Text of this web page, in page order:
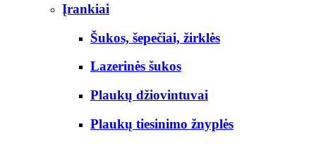
Įrankiai
Šukos, šepečiai, žirklės
Lazerinės šukos
Plaukų džiovintuvai
Plaukų tiesinimo žnyplės